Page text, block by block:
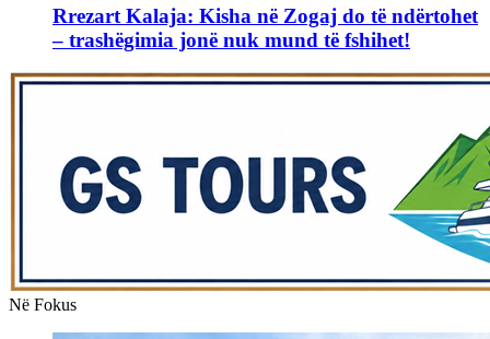
Rrezart Kalaja: Kisha në Zogaj do të ndërtohet
– trashëgimia jonë nuk mund të fshihet!
Në Fokus